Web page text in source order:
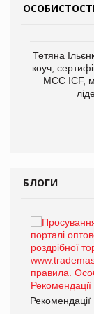
Тетяна
коуч,
МСС ICF,
БЛОГИ
Рекомендації